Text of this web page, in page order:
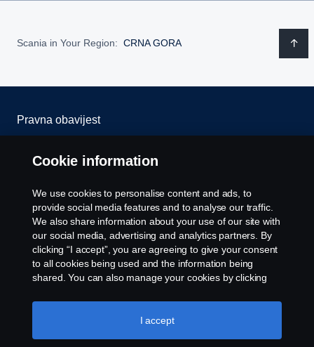
Scania in Your Region: CRNA GORA
Pravna obavijest
Izjava o privatnosti
Kolačići
Javite nam se
Postavke kolačića
Cookie information
We use cookies to personalise content and ads, to
provide social media features and to analyse our traffic.
We also share information about your use of our site with
our social media, advertising and analytics partners. By
clicking “I accept”, you are agreeing to give your consent
to all cookies being used and the information being
shared. You can also manage your cookies by clicking
like to accept. For a more detailed explanation of how we
use cookies, please visit our cookies section, which you
I accept